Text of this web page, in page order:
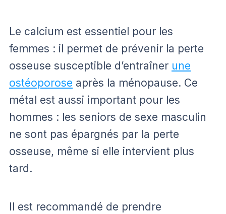
Le calcium est essentiel pour les
femmes : il permet de prévenir la perte
osseuse susceptible d’entraîner une
ostéoporose après la ménopause. Ce
métal est aussi important pour les
hommes : les seniors de sexe masculin
ne sont pas épargnés par la perte
osseuse, même si elle intervient plus
tard.
Il est recommandé de prendre